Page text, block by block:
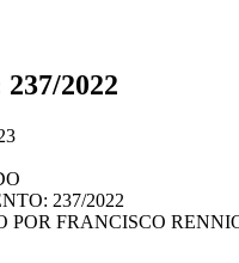
2022
237/2022
POR FRANCISCO